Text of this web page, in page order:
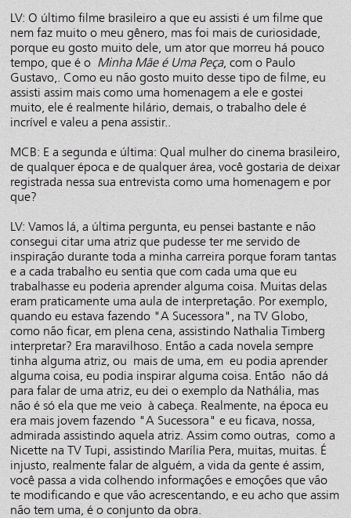
LV: O último filme brasileiro a que eu assisti é um filme que
nem faz muito o meu gênero, mas foi mais de curiosidade,
porque eu gosto muito dele, um ator que morreu há pouco
tempo, que é o Minha Mãe é Uma Peça, com o Paulo
Gustavo,. Como eu não gosto muito desse tipo de filme, eu
assisti assim mais como uma homenagem a ele e gostei
muito, ele é realmente hilário, demais, o trabalho dele é
incrível e valeu a pena assistir..
MCB: E a segunda e última: Qual mulher do cinema brasileiro,
de qualquer época e de qualquer área, você gostaria de deixar
registrada nessa sua entrevista como uma homenagem e por
que?
LV: Vamos lá, a última pergunta, eu pensei bastante e não
consegui citar uma atriz que pudesse ter me servido de
inspiração durante toda a minha carreira porque foram tantas
e a cada trabalho eu sentia que com cada uma que eu
trabalhasse eu poderia aprender alguma coisa. Muitas delas
eram praticamente uma aula de interpretação. Por exemplo,
quando eu estava fazendo "A Sucessora", na TV Globo,
como não ficar, em plena cena, assistindo Nathalia Timberg
interpretar? Era maravilhoso. Então a cada novela sempre
tinha alguma atriz, ou mais de uma, em eu podia aprender
alguma coisa, eu podia inspirar alguma coisa. Então não dá
para falar de uma atriz, eu dei o exemplo da Nathália, mas
não é só ela que me veio à cabeça. Realmente, na época eu
era mais jovem fazendo "A Sucessora" e eu ficava, nossa,
admirada assistindo aquela atriz. Assim como outras, como a
Nicette na TV Tupi, assistindo Marília Pera, muitas, muitas. É
injusto, realmente falar de alguém, a vida da gente é assim,
você passa a vida colhendo informações e emoções que vão
te modificando e que vão acrescentando, e eu acho que assim
não tem uma, é o conjunto da obra.